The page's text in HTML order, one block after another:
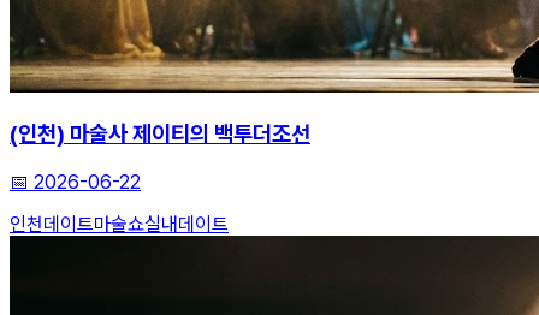
(인천) 마술사 제이티의 백투더조선
📅 2026-06-22
인천데이트마술쇼실내데이트